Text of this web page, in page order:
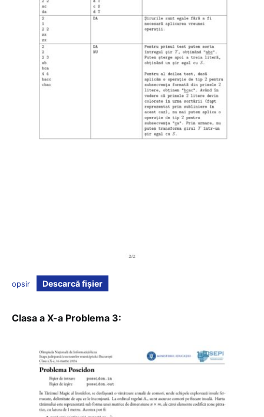
opsir Descarcă fișier
Clasa a X-a Problema 3: